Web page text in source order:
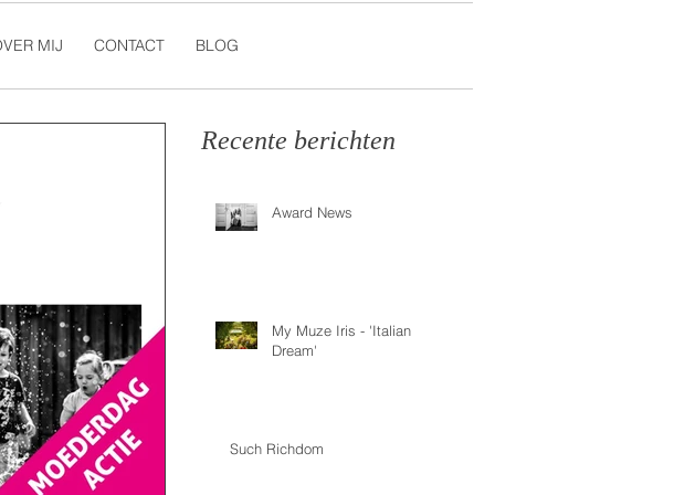
MIJ CONTACT BLOG
Recente berichten
Award News
My Muze Iris - 'Italian
Dream'
Such Richdom